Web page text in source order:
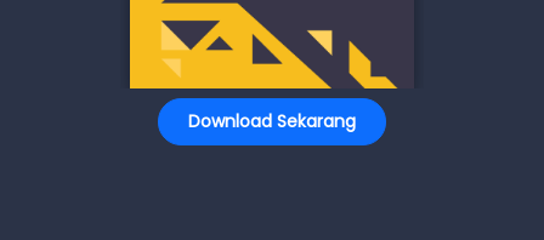
Download Sekarang